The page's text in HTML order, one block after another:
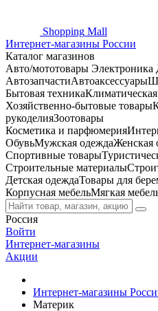
Shopping Mall
Интернет-магазины России
Каталог магазинов
Авто/мототовары Электроника
АвтозапчастиАвтоаксессуары
Бытовая техника
Хозяйственно-бытовые товары
рукоделияЗоотовары
Косметика и парфюмерия
ОбувьМужская одеждаЖенская
Спортивные товары
Строительные материалы
Детская одеждаТовары для
Корпусная мебельМягкая
Россия
Войти
Интернет-магазины
Акции
Интернет-магазины
Материк